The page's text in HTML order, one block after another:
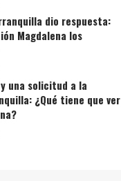
dio respuesta:
Magdalena los
una solicitud a la
¿Qué tiene que ver